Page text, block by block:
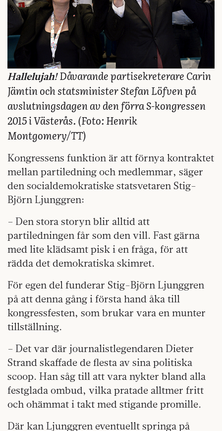
Hallelujah! Dåvarande partisekreterare Carin
Jämtin och statsminister Stefan Löfven på
avslutningsdagen av den förra S-kongressen
2015 i Västerås. (Foto:Henrik
Montgomery/TT)
Kongressens funktion är att förnya kontraktet
mellan partiledning och medlemmar, säger
den socialdemokratiske statsvetaren Stig-
Björn Ljunggren:
– Den stora storyn blir alltid att
partiledningen får som den vill. Fast gärna
med lite klädsamt pisk i en fråga, för att
rädda det demokratiska skimret.
För egen del funderar Stig-Björn Ljunggren
på att denna gång i första hand åka till
kongressfesten, som brukar vara en munter
tillställning.
– Det var där journalistlegendaren Dieter
Strand skaffade de flesta av sina politiska
scoop. Han såg till att vara nykter bland alla
festglada ombud, vilka pratade alltmer fritt
och ohämmat i takt med stigande promille.
Där kan Ljunggren eventuellt springa på